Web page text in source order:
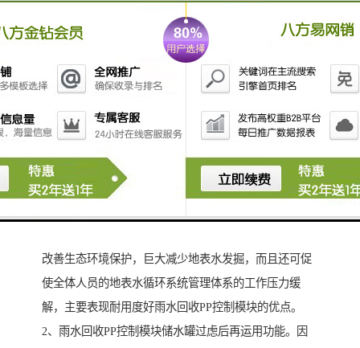
雨水收集使用意义：
改善生态环境保护，巨大减少地表水发掘，而且还可促
使全体人员的地表水循环系统管理体系的工作压力缓
解，主要表现耐用度好雨水回收PP控制模块的优点。
2、雨水回收PP控制模块储水罐过虑后再运用功能。因